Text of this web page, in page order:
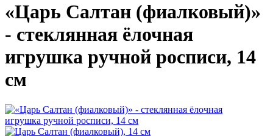
«Царь Салтан (фиалковый)»
- стеклянная ёлочная
игрушка ручной росписи, 14
см